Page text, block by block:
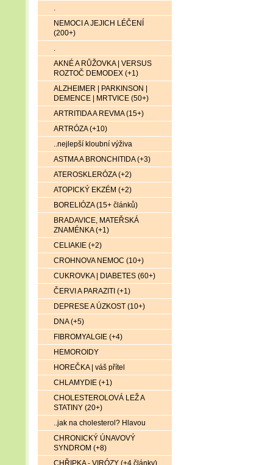
.
NEMOCI A JEJICH LÉČENÍ
(200+)
.
AKNÉ A RŮŽOVKA | VERSUS
ROZTOČ DEMODEX (+1)
ALZHEIMER | PARKINSON |
DEMENCE | MRTVICE (50+)
ARTRITIDA A REVMA (15+)
ARTRÓZA (+10)
..nejlepší kloubní výživa
ASTMA A BRONCHITIDA (+3)
ATEROSKLERÓZA (+2)
ATOPICKÝ EKZÉM (+2)
BORELIÓZA (15+ článků)
BRADAVICE, MATEŘSKÁ
ZNAMÉNKA (+1)
CELIAKIE (+2)
CROHNOVA NEMOC (10+)
CUKROVKA | DIABETES (60+)
ČERVI A PARAZITI (+1)
DEPRESE A ÚZKOST (10+)
DNA (+5)
FIBROMYALGIE (+4)
HEMOROIDY
HOREČKA | váš přítel
CHLAMYDIE (+1)
CHOLESTEROLOVÁ LEŽ A
STATINY (20+)
..jak na cholesterol? Hlavou
CHRONICKÝ ÚNAVOVÝ
SYNDROM (+8)
CHŘIPKA - VIRÓZY (+4 články)